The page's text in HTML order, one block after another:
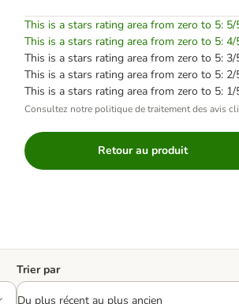
This is a stars rating area from zero to 5: 5/
This is a stars rating area from zero to 5: 4/
This is a stars rating area from zero to 5: 3/
This is a stars rating area from zero to 5: 2/
This is a stars rating area from zero to 5: 1/
Consultez notre politique de traitement des avis
Retour au produit
Trier par